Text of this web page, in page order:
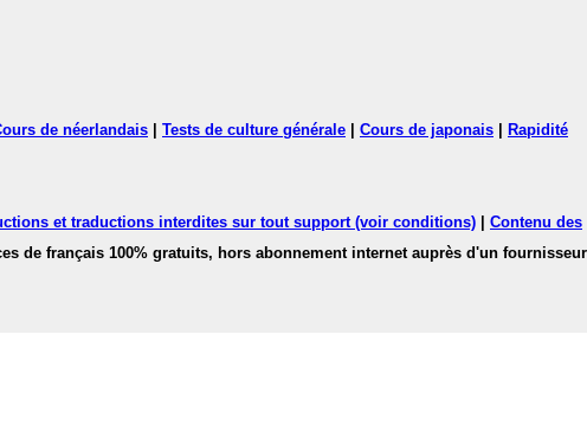
de néerlandais Tests de culture générale Cours de japonais
Rapidité
et traductions interdites sur tout support (voir conditions)
Contenu des
de français 100% gratuits, hors abonnement internet auprès d'un fournisseur